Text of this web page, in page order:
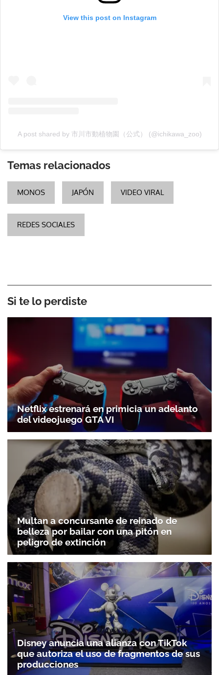
Gracias por suscribirte a nuestro boletín.
View this post on Instagram
A post shared by 市川市動植物園（公式） (@ichikawa_zoo)
Temas relacionados
MONOS JAPÓN VIDEO VIRAL
REDES SOCIALES
Si te lo perdiste
Netflix estrenará en primicia un adelanto
del videojuego GTA VI
Multan a concursante de reinado de
belleza por bailar con una pitón en
peligro de extinción
Disney anuncia una alianza con TikTok
que autoriza el uso de fragmentos de sus
producciones